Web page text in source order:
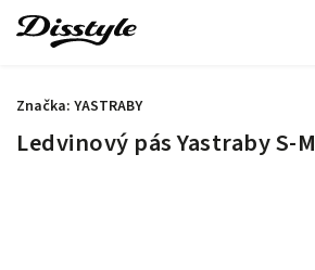
Ledvinový pás Yastraby S-M
Značka: YASTRABY